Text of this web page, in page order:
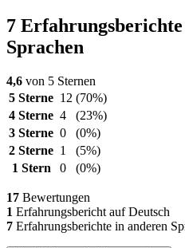
7
Sprachen
4,6 von 5 Sternen
5 Sterne 12 (70%)
4 Sterne 4
(23%)
3 Sterne 0
(0%)
2 Sterne 1
(5%)
1 Stern
0 (0%)
17 Bewertungen
1 Erfahrungsbericht auf Deutsch
7 Erfahrungsberichte in anderen